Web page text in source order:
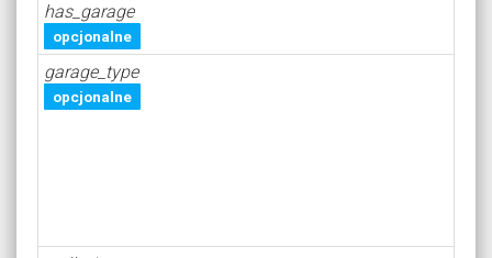
has_garage
opcjonalne
garage_type
opcjonalne